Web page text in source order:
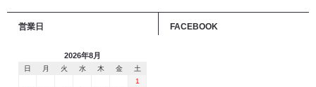
営業日
2026年8月
日 月 火 水 木 金
土
1
FACEBOOK